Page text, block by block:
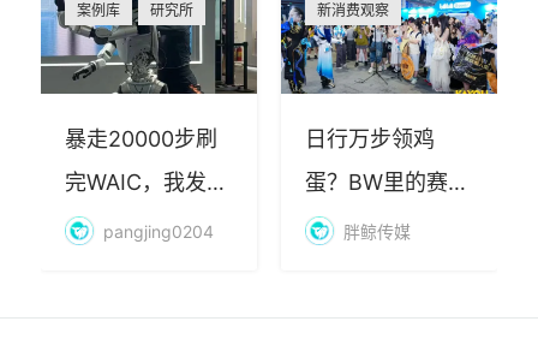
案例库 研究所
暴走20000步刷
完WAIC，我发现
AI最赚钱的不是
pangjing0204
新消费观察
日行万步领鸡
蛋？BW里的赛博
朝圣，藏着品牌
胖鲸传媒